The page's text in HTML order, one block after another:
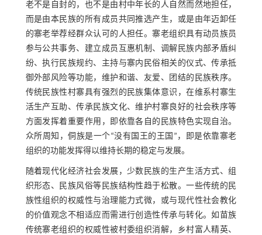
老不是自封的，也不是由村中年长的人自然而然地担任，
而是由本民族的所有成员共同推选产生，或是由年迈卸任
的寨老举荐经群众认可的人担任。寨老组织具有动员族员
参与公共事务、建立成员互惠机制、调解民族内部矛盾纠
纷、执行民族规约、主持与寨内民俗相关的仪式、传承抵
御外部风险等功能，维护和谐、友爱、团结的民族秩序。
传统民族性村寨具有强烈的民族集体意识，在维系村寨生
活生产互助、传承民族文化、维护村寨良好的社会秩序等
方面发挥着重要作用，即依靠各自的民族特色实现自治。
众所周知，侗族是一个“没有国王的王国”，即是依靠寨老
组织的功能发挥得以维持长期的稳定与发展。
随着现代化经济社会发展，少数民族的生产生活方式、组
织形态、民族风俗等民族结构性趋于松散。一些传统的民
族性组织的权威性与治理能力式微，或与现代性社会教化
的价值观念不相适应而需进行创造性传承与转化。如苗族
传统寨老组织的权威性被村委组织消解，乡村富人精英、